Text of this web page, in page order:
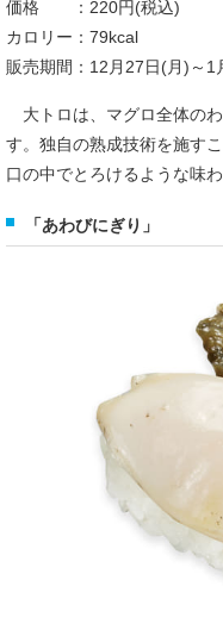
価格 ：220円(税込)
カロリー：79kcal
販売期間：12月27日(月)～1
大トロは、マグロ全体の
す。独自の熟成技術を施す
口の中でとろけるような味
「あわびにぎり」